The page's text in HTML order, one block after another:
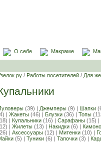
О себе Макраме
/ Работы посетителей / Для
(39) | Джемперы (9) | Шапки
| Жакеты (46) | Блузки (36) | Топы
| Купальники (16) | Сарафаны (15) |
| Жилеты (13) | Накидки (6) | Кимоно
| Аксессуары (12) | Митенки (10) |
(5) | Туники (6) | Тапочки (3) |